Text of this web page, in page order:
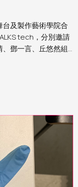
及製作藝術學院合
tech，分別邀請
鄧一言、丘悠然組
，一同探索如何結